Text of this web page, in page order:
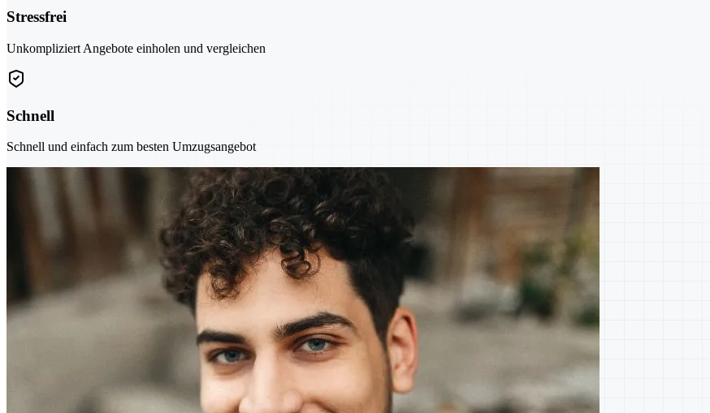
Stressfrei
Unkompliziert Angebote einholen und vergleichen
Schnell
Schnell und einfach zum besten Umzugsangebot